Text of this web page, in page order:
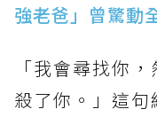
強老爸」曾驚動
「我會尋找你
殺了你。」這